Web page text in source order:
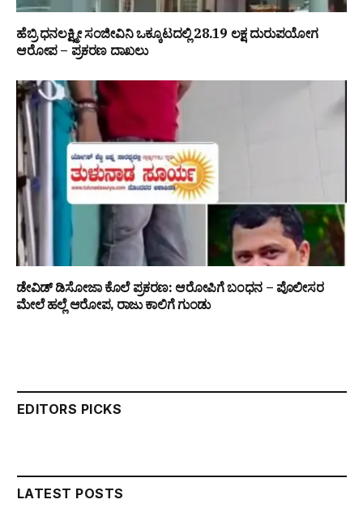
ಹೆಬ್ರಿ ಧನಲಕ್ಷ್ಮೀ ಸಂಜೀವಿನಿ ಒಕ್ಕೂಟದಲ್ಲಿ ₹28.19 ಲಕ್ಷ ದುರುಪಯೋಗ
ಆರೋಪ – ಪ್ರಕರಣ ದಾಖಲು
ಡೇವಿಡ್ ಡಿಸೋಜಾ ಕೊಲೆ ಪ್ರಕರಣ: ಆರೋಪಿಗೆ ಬಂಧನ – ಪೊಲೀಸರ
ಮೇಲೆ ಹಲ್ಲೆ ಆರೋಪ, ರಾಜು ಕಾಲಿಗೆ ಗುಂಡು
EDITORS PICKS
LATEST POSTS